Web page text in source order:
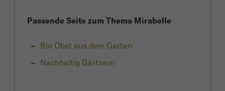
Passende Seite zum Thema Mirabelle
Bio Obst aus dem Garten
Nachhaltig Gärtnern